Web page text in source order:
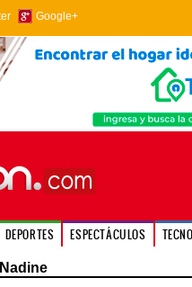
Google+
DEPORTES ESPECTÁCULOS